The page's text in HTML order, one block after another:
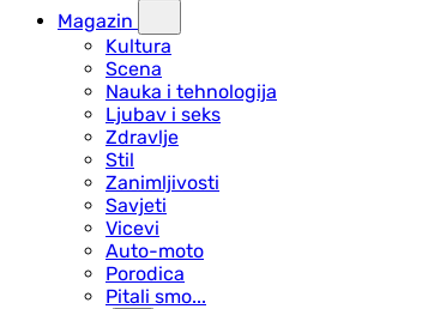
Magazin
Kultura
Scena
Nauka i tehnologija
Ljubav i seks
Zdravlje
Stil
Zanimljivosti
Savjeti
Vicevi
Auto-moto
Porodica
Pitali smo...